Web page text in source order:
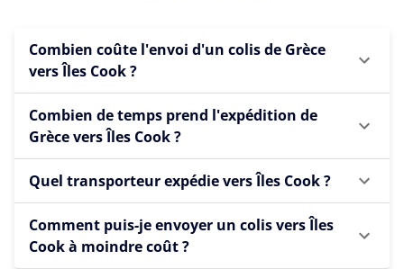
Combien coûte l'envoi d'un colis de Grèce
vers Îles Cook ?
Combien de temps prend l'expédition de
Grèce vers Îles Cook ?
Quel transporteur expédie vers Îles Cook ?
Comment puis-je envoyer un colis vers Îles
Cook à moindre coût ?